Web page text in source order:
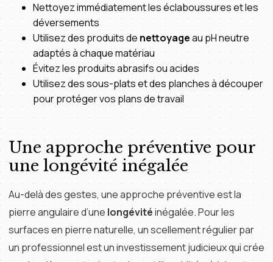
Nettoyez immédiatement les éclaboussures et les
déversements
Utilisez des produits de nettoyageau pH neutre
adaptés à chaque matériau
Évitez les produits abrasifs ou acides
Utilisez des sous-plats et des planches à découper
pour protéger vos plans de travail
Une approche préventive pour
une longévité inégalée
Au-delà des gestes, une approche préventive est la
pierre angulaire d’une longévitéinégalée. Pour les
surfaces en pierre naturelle, un scellement régulier par
un professionnel est un investissement judicieux qui crée